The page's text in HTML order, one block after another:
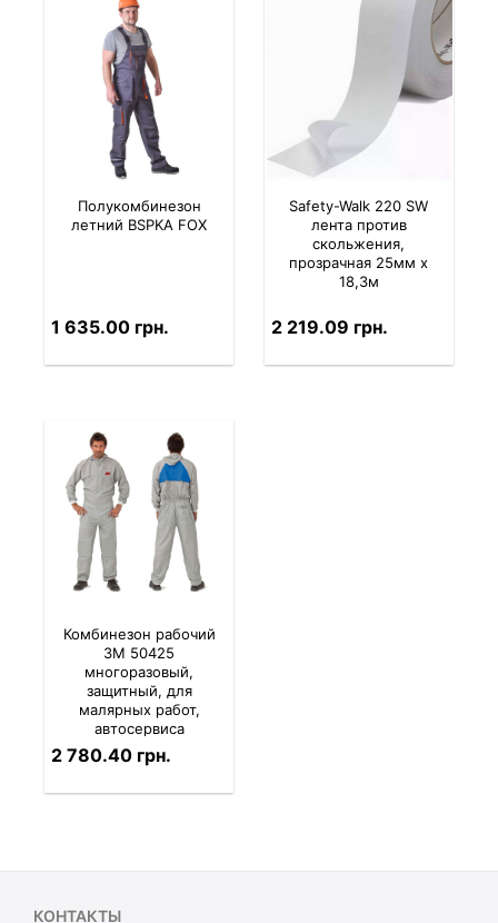
Полукомбинезон
летний BSPKA FOX
1 635.00 грн.
Safety-Walk 220 SW
лента против
скольжения,
прозрачная 25мм х
18,3м
2 219.09 грн.
Комбинезон рабочий
3M 50425
многоразовый,
защитный, для
малярных работ,
автосервиса
2 780.40 грн.
КОНТАКТЫ